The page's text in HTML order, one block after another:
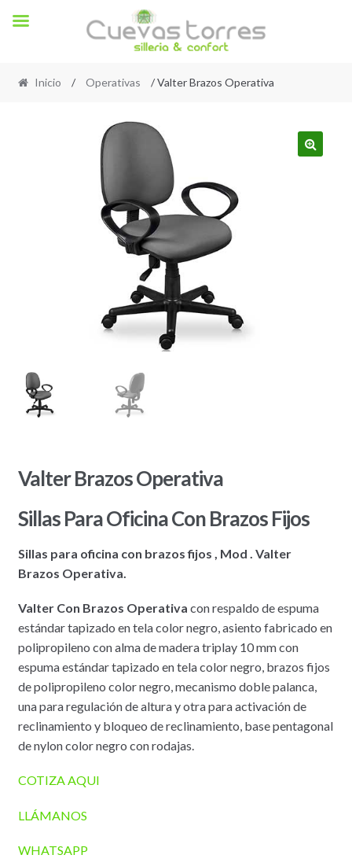
Inicio / Operativas / Valter Brazos Operativa
Valter Brazos Operativa
Sillas Para Oficina Con Brazos Fijos
Sillas para oficina con brazos fijos , Mod . Valter
Brazos Operativa.
Valter Con Brazos Operativa con respaldo de espuma
estándar tapizado en tela color negro, asiento fabricado en
polipropileno con alma de madera triplay 10 mm con
espuma estándar tapizado en tela color negro, brazos fijos
de polipropileno color negro, mecanismo doble palanca,
una para regulación de altura y otra para activación de
reclinamiento y bloqueo de reclinamiento, base pentagonal
de nylon color negro con rodajas.
COTIZA AQUI
LLÁMANOS
WHATSAPP